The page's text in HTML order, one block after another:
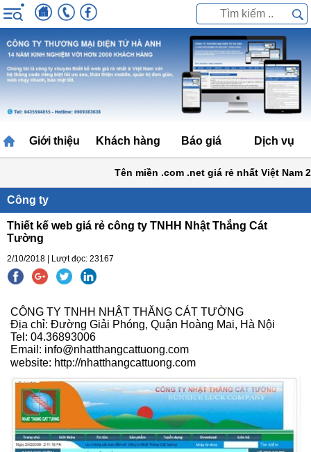
Giới thiệu Khách hàng Báo giá Dịch vụ
Tên miền .com .net giá rẻ nhất Việt Nam
Công ty
Thiết kế web giá rẻ công ty TNHH Nhật Thắng Cát
Tường
2/10/2018 | Lượt đọc: 23167
CÔNG TY TNHH NHẬT THĂNG CÁT TƯỜNG
Địa chỉ: Đường Giải Phóng, Quận Hoàng Mai, Hà Nội
Tel: 04.36893006
Email: info@nhatthangcattuong.com
website: http://nhatthangcattuong.com